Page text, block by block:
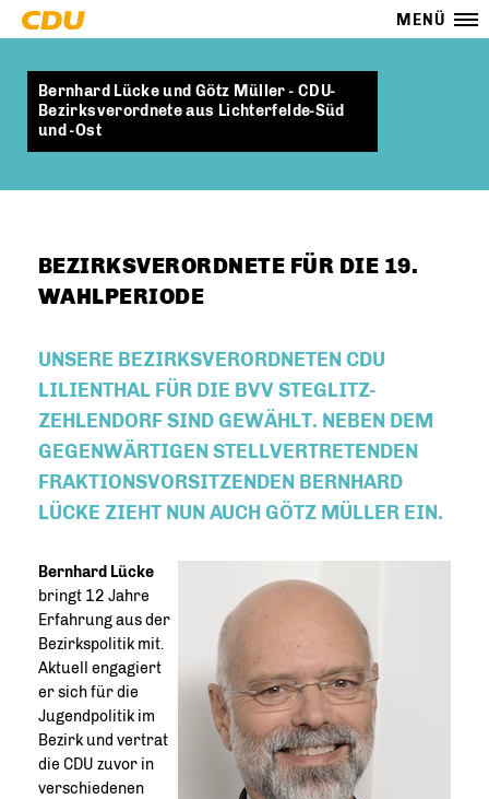
MENÜ
Bernhard Lücke und Götz Müller - CDU-
Bezirksverordnete aus Lichterfelde-Süd
und -Ost
BEZIRKSVERORDNETE FÜR DIE 19.
WAHLPERIODE
UNSERE BEZIRKSVERORDNETEN CDU
LILIENTHAL FÜR DIE BVV STEGLITZ-
ZEHLENDORFSIND GEWÄHLT. NEBEN DEM
GEGENWÄRTIGEN STELLVERTRETENDEN
FRAKTIONSVORSITZENDEN BERNHARD
LÜCKE ZIEHT NUN AUCH GÖTZ MÜLLER EIN.
Bernhard Lücke
bringt 12 Jahre
Erfahrung aus der
Bezirkspolitik mit.
Aktuell engagiert
er sich für die
Jugendpolitik im
Bezirk und vertrat
die CDU zuvor in
verschiedenen